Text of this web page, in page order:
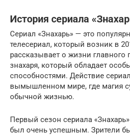
История сериала
Сериал «Знахарь» — это
телесериал, который возник в
рассказывает о жизни главного
знахаря, который обладает
способностями. Действие
вымышленном мире, где магия
обычной жизнью.
Первый сезон сериала
был очень успешным. Зрители